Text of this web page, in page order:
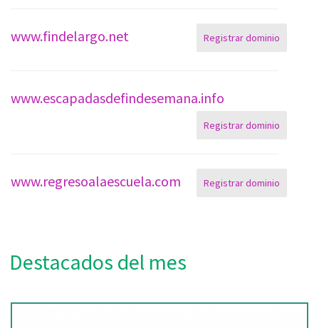
www.findelargo.net Registrar dominio
www.escapadasdefindesemana.info
Registrar dominio
www.regresoalaescuela.com Registrar dominio
Destacados del mes